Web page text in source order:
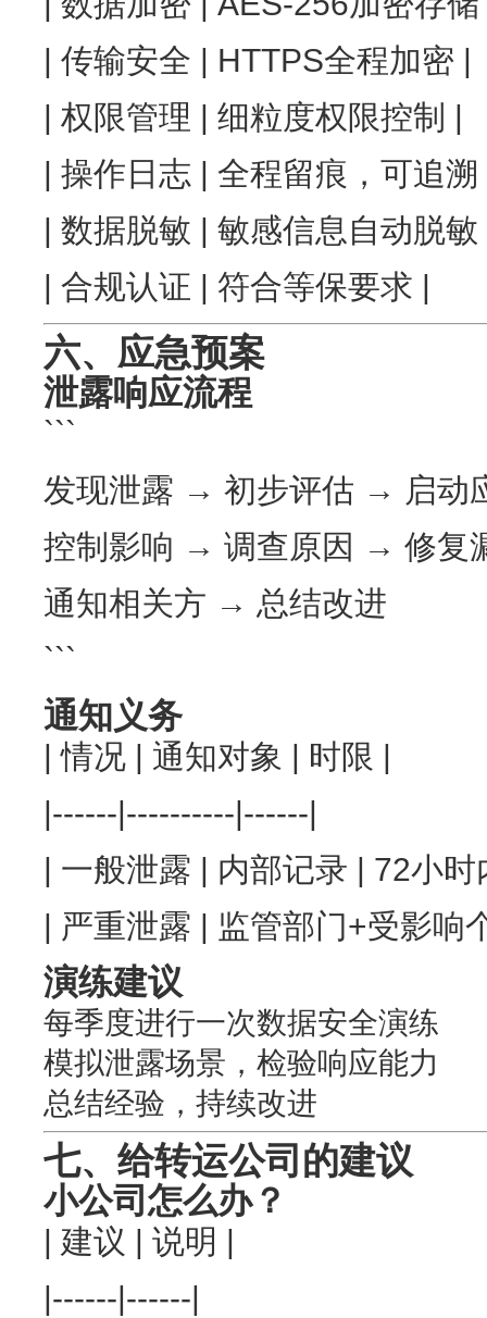
| 传输安全 | HTTPS全程加密 |
| 权限管理 | 细粒度权限控制 |
| 操作日志 | 全程留痕，可追溯
| 数据脱敏 | 敏感信息自动脱敏
| 合规认证 | 符合等保要求 |
六、应急预案
泄露响应流程
```
发现泄露 → 初步评估 → 启动
控制影响 → 调查原因 → 修复
通知相关方 → 总结改进
```
通知义务
| 情况 | 通知对象 | 时限 |
|------|----------|------|
| 一般泄露 | 内部记录 | 72小时
| 严重泄露 | 监管部门+受影响
演练建议
每季度进行一次数据安全演练
模拟泄露场景，检验响应能力
总结经验，持续改进
七、给转运公司的建议
小公司怎么办？
| 建议 | 说明 |
|------|------|